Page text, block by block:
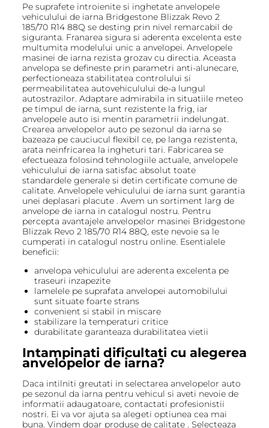
Pe suprafete introienite si inghetate anvelopele
vehiculului de iarna Bridgestone Blizzak Revo 2
185/70 R14 88Q se desting prin nivel remarcabil de
siguranta. Franarea sigura si aderenta excelenta este
multumita modelului unic a anvelopei. Anvelopele
masinei de iarna rezista grozav cu directia. Aceasta
anvelopa se defineste prin parametri anti-alunecare,
perfectioneaza stabilitatea controlului si
permeabilitatea autovehiculului de-a lungul
autostrazilor. Adaptare admirabila in situatiile meteo
pe timpul de iarna, sunt rezistente la frig, iar
anvelopele auto isi mentin parametrii indelungat.
Crearea anvelopelor auto pe sezonul da iarna se
bazeaza pe cauciucul flexibil ce, pe langa rezistenta,
arata neinfricarea la ingheturi tari. Fabricarea se
efectueaza folosind tehnologiile actuale, anvelopele
vehiculului de iarna satisfac absolut toate
standardele generale si detin certificate comune de
calitate. Anvelopele vehiculului de iarna sunt garantia
unei deplasari placute . Avem un sortiment larg de
anvelope de iarna in catalogul nostru. Pentru
percepta avantajele anvelopelor masinei Bridgestone
Blizzak Revo 2 185/70 R14 88Q, este nevoie sa le
cumperati in catalogul nostru online. Esentialele
beneficii:
anvelopa vehiculului are aderenta excelenta pe
traseuri inzapezite
lamelele pe suprafata anvelopei automobilului
sunt situate foarte strans
convenient si stabil in miscare
stabilizare la temperaturi critice
durabilitate garanteaza durabilitatea vietii
Intampinati dificultati cu alegerea
anvelopelor de iarna?
Daca intilniti greutati in selectarea anvelopelor auto
pe sezonul da iarna pentru vehicul si aveti nevoie de
informatii adaugatoare, contactati profesionistii
nostri. Ei va vor ajuta sa alegeti optiunea cea mai
buna. Vindem doar produse de calitate . Selecteaza